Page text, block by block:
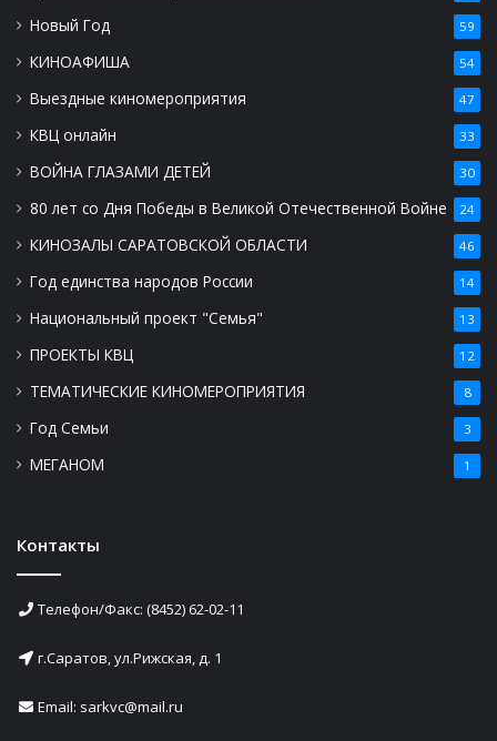
Новый Год 59
КИНОАФИША 54
Выездные киномероприятия 47
КВЦ онлайн 33
ВОЙНА ГЛАЗАМИ ДЕТЕЙ 30
80 лет со Дня Победы в Великой Отечественной Войне 24
КИНОЗАЛЫ САРАТОВСКОЙ ОБЛАСТИ 46
Год единства народов России 14
Национальный проект "Семья" 13
ПРОЕКТЫ КВЦ 12
ТЕМАТИЧЕСКИЕ КИНОМЕРОПРИЯТИЯ 8
Год Семьи 3
МЕГАНОМ 1
Контакты
Телефон/Факс: (8452) 62-02-11
г.Саратов, ул.Рижская, д. 1
Email: sarkvc@mail.ru